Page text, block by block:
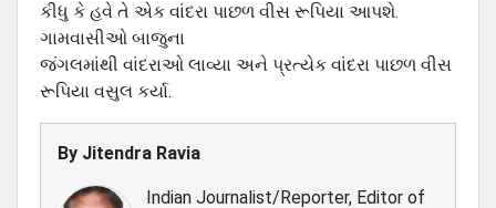
કીધુ કે હવે તે એક વાંદરા પાછળ વીસ રૂપિયા આપશે.
ગામવાસીઓ બાજુના
જંગલમાંથી વાંદરાઓ લાવ્યા અને પ્રત્યેક વાંદરા પાછળ વીસ
રૂપિયા વસુલ કર્યા.
By Jitendra Ravia
Indian Journalist/Reporter, Editor of